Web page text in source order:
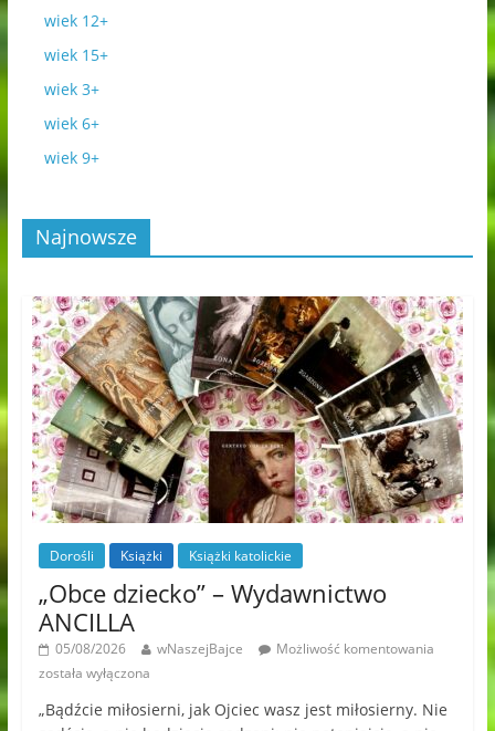
wiek 12+
wiek 15+
wiek 3+
wiek 6+
wiek 9+
Najnowsze
Dorośli Książki Książki katolickie
„Obce dziecko” – Wydawnictwo
ANCILLA
05/08/2026 wNaszejBajce
Możliwość komentowania
została wyłączona
„Bądźcie miłosierni, jak Ojciec wasz jest miłosierny. Nie